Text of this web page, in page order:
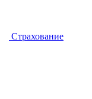
Страхование